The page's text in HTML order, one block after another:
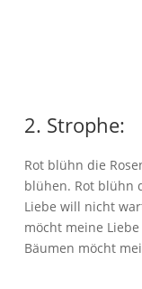
2. Strophe:
Rot blühn die
blühen. Rot blühn
Liebe will nicht
möcht meine
Bäumen möcht